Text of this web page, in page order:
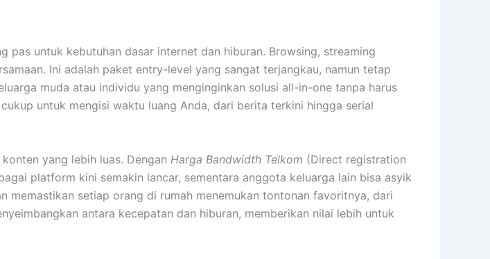
pas untuk kebutuhan dasar internet dan hiburan. Browsing, streaming
Ini adalah paket entry-level yang sangat terjangkau, namun tetap
muda atau individu yang menginginkan solusi all-in-one tanpa harus
untuk mengisi waktu luang Anda, dari berita terkini hingga serial
yang lebih luas. Dengan Harga Bandwidth Telkom (Direct registration
platform kini semakin lancar, sementara anggota keluarga lain bisa asyik
memastikan setiap orang di rumah menemukan tontonan favoritnya, dari
antara kecepatan dan hiburan, memberikan nilai lebih untuk